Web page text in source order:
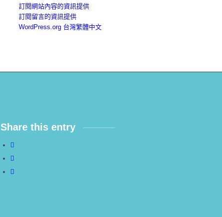
訂閱網站內容的資訊提供
訂閱留言的資訊提供
WordPress.org 台灣繁體中文
Share this entry